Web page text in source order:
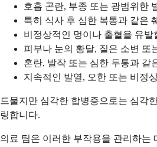
호흡 곤란, 부종 또는 광범위한
특히 식사 후 심한 복통과 같은
비정상적인 멍이나 출혈을 유발
피부나 눈의 황달, 짙은 소변 또
혼란, 발작 또는 심한 두통과 같
지속적인 발열, 오한 또는 비정
드물지만 심각한 합병증으로는 심각
링합니다.
의료 팀은 이러한 부작용을 관리하는